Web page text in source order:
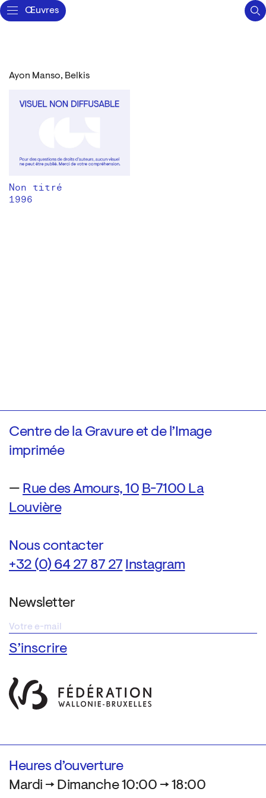
Œuvres
Ayon Manso, Belkis
Non titré
1996
Centre de la Gravure et de l’Image
imprimée
— Rue des Amours, 10 B-7100 La
Louvière
Nous contacter
+32 (0) 64 27 87 27 Instagram
Newsletter
Heures d’ouverture
Mardi → Dimanche 10:00 → 18:00